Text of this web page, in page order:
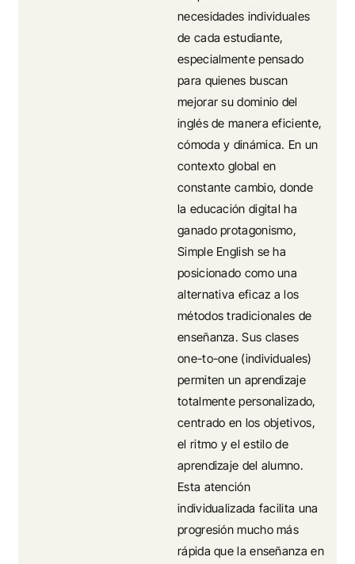
necesidades individuales
de cada estudiante,
especialmente pensado
para quienes buscan
mejorar su dominio del
inglés de manera eficiente,
cómoda y dinámica. En un
contexto global en
constante cambio, donde
la educación digital ha
ganado protagonismo,
Simple English se ha
posicionado como una
alternativa eficaz a los
métodos tradicionales de
enseñanza. Sus clases
one-to-one (individuales)
permiten un aprendizaje
totalmente personalizado,
centrado en los objetivos,
el ritmo y el estilo de
aprendizaje del alumno.
Esta atención
individualizada facilita una
progresión mucho más
rápida que la enseñanza en